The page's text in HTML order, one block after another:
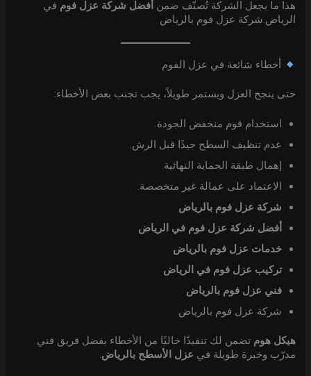
هذا ما يجعل الشركة تُصنّف ضمن أفضل شركة عزل فوم في
الرياض.شركة عزل فوم بالرياض
أخطاء شائعة في عزل الفوم
حتى ينجح العزل ويستمر طويلاً، يجب تجنب بعض الأخطاء:
استخدام فوم منخفض الجودة.
عدم تنظيف السطح جيدًا قبل الرش.
إهمال طبقة الحماية النهائية.
الاعتماد على عمالة غير متخصصة.
شركة عزل فوم بالرياض
أفضل شركة عزل فوم في الرياض
خدمات عزل فوم بالرياض
تركيب عزل فوم في الرياض
فني عزل فوم بالرياض
شركة عزل فوم بالرياض
هيكل هوم تضمن لك تنفيذًا خاليًا من الأخطاء بفضل فريق فني
مدرّب وخبرة طويلة في عزل الأسطح بالرياض.